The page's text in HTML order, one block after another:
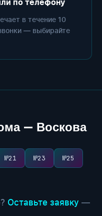
по телефону
в течение 10
— выбирайте
— Воскова
№21 №23 №25
Оставьте заявку —